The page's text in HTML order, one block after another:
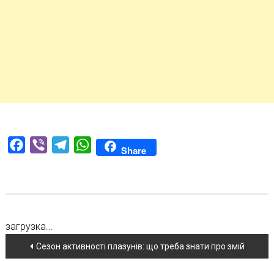
Facebook
Viber TelegramWhatsAppShare
загрузка...
Навігація
Сезон активності плазунів: що треба знати про змій